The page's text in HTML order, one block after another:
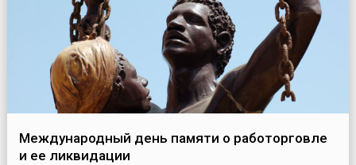
Международный день памяти о работорговле
и ее ликвидации